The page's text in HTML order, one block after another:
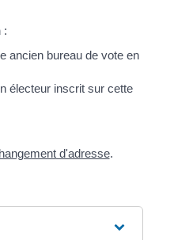
:
ancien bureau de vote en
électeur inscrit sur cette
d'adresse.